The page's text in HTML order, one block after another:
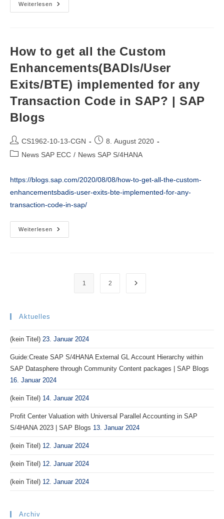
Weiterlesen
How
To
Update
Of
Standard
Table
Or
Selection
Of
Tables
Any
Transaction
Code?
How to get all the Custom
Enhancements(BADIs/User
Exits/BTE) implemented for any
Transaction Code in SAP? | SAP
Blogs
Beitrags-
Autor:
CS1962-10-13-CGN
Beitrag
veröffentlicht:
8. August 2020
Beitrags-
News SAP ECC / News SAP S/4HANA
https://blogs.sap.com/2020/08/08/how-to-get-all-the-custom-
enhancementsbadis-user-exits-bte-implemented-for-any-
transaction-code-in-sap/
Weiterlesen
How
To
Implemented
SAP
1 2 Gehe zur nächsten Seite
Aktuelles
(kein Titel) 23. Januar 2024
Guide:Create SAP S/4HANA External GL Account Hierarchy within
SAP Datasphere through Community Content packages | SAP Blogs
16. Januar 2024
(kein Titel) 14. Januar 2024
Profit Center Valuation with Universal Parallel Accounting in SAP
S/4HANA 2023 | SAP Blogs 13. Januar 2024
(kein Titel) 12. Januar 2024
(kein Titel) 12. Januar 2024
(kein Titel) 12. Januar 2024
Archiv